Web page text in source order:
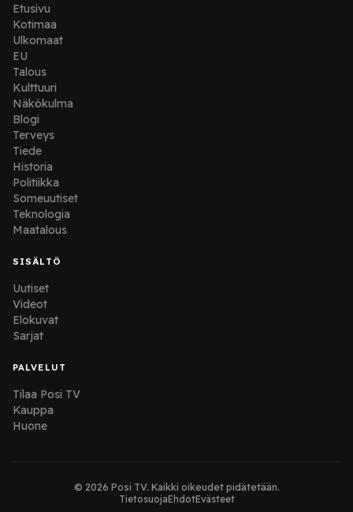
Etusivu
Kotimaa
Ulkomaat
EU
Talous
Kulttuuri
Näkökulma
Blogi
Terveys
Tiede
Historia
Politiikka
Someuutiset
Teknologia
Maatalous
SISÄLTÖ
Uutiset
Videot
Elokuvat
Sarjat
PALVELUT
Tilaa Posi TV
Kauppa
Huone
© 2026 Posi TV. Kaikki oikeudet pidätetään.
TietosuojaEhdotEvästeet